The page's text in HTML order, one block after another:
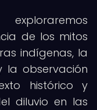
de los mitos
indígenas, la
la observación
histórico y
diluvio en las